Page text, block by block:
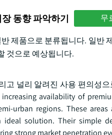
동향 파악하기 무
제품으로 분류됩니다. 일반
것으로 예상됩니다.
고 널리 알려진 사용 편의성
availability of
urban regions. These
solution. Their simple
strong market penetration